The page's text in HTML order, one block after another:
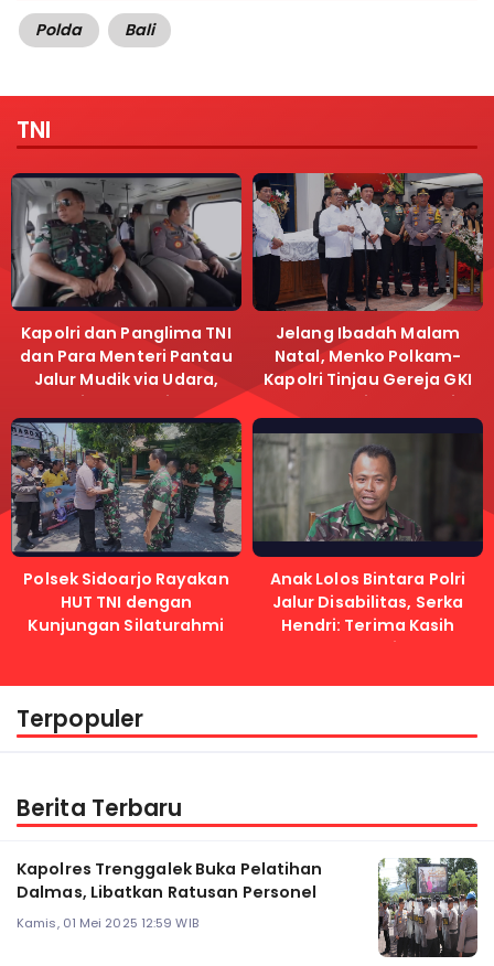
Polda Bali
TNI
Kapolri dan Panglima TNI
dan Para Menteri Pantau
Jalur Mudik via Udara,
Pastikan Lalu Lintas
Lancar
Jelang Ibadah Malam
Natal, Menko Polkam-
Kapolri Tinjau Gereja GKI
Samanhudi dan Gereja
Polsek Sidoarjo Rayakan
HUT TNI dengan
Kunjungan Silaturahmi
Anak Lolos Bintara Polri
Jalur Disabilitas, Serka
Hendri: Terima Kasih
Kapolri
Terpopuler
Berita Terbaru
Kapolres Trenggalek Buka Pelatihan
Dalmas, Libatkan Ratusan Personel
Kamis, 01 Mei 2025 12:59 WIB